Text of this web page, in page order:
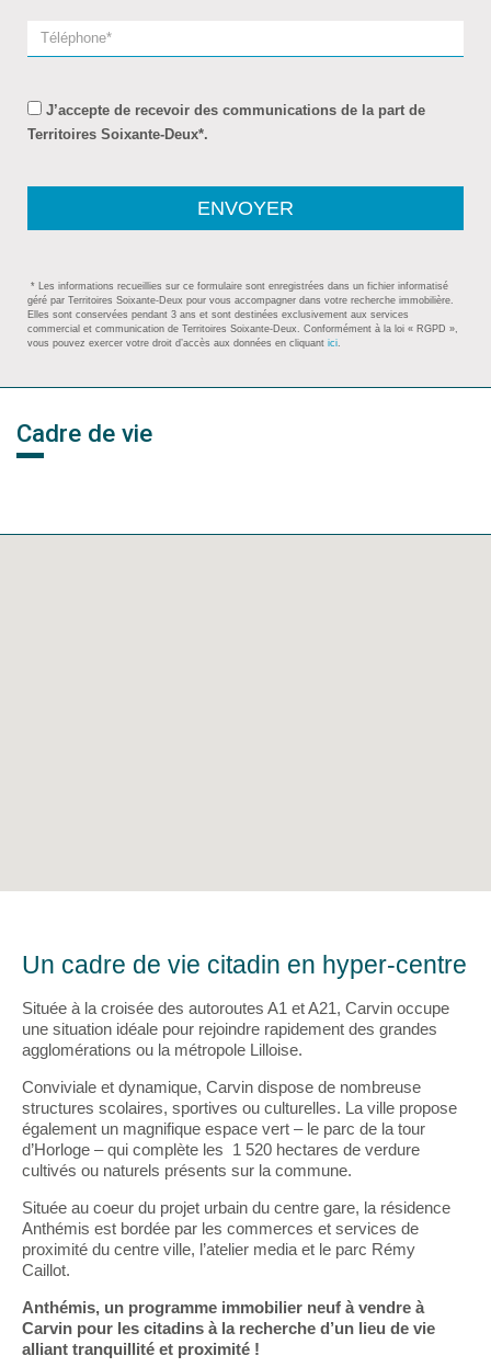
J’accepte de recevoir des communications de la part de
Territoires Soixante-Deux*.
ENVOYER
* Les informations recueillies sur ce formulaire sont enregistrées dans un fichier informatisé
géré par Territoires Soixante-Deux pour vous accompagner dans votre recherche immobilière.
Elles sont conservées pendant 3 ans et sont destinées exclusivement aux services
commercial et communication de Territoires Soixante-Deux. Conformément à la loi « RGPD »,
vous pouvez exercer votre droit d’accès aux données en cliquant ici
Cadre de vie
Un cadre de vie citadin en hyper-centre
Située à la croisée des autoroutes A1 et A21, Carvin occupe
une situation idéale pour rejoindre rapidement des grandes
agglomérations ou la métropole Lilloise.
Conviviale et dynamique, Carvin dispose de nombreuse
structures scolaires, sportives ou culturelles. La ville propose
également un magnifique espace vert – le parc de la tour
d’Horloge – qui complète les 1 520 hectares de verdure
cultivés ou naturels présents sur la commune.
Située au coeur du projet urbain du centre gare, la résidence
Anthémis est bordée par les commerces et services de
proximité du centre ville, l’atelier media et le parc Rémy
Caillot.
Anthémis, un programme immobilier neuf à vendre à
Carvin pour les citadins à la recherche d’un lieu de vie
alliant tranquillité et proximité !